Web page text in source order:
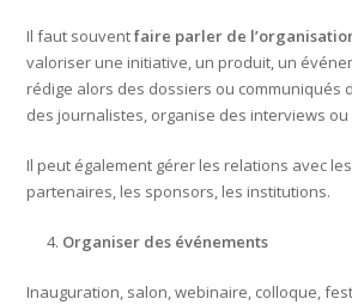
Il faut souventfaire parler de
valoriser une initiative, un produit, un
rédige alors des dossiers ou communiqués
des journalistes, organise des interviews
Il peut également gérer les relations avec
partenaires, les sponsors, les institutions.
Organiser des événements
Inauguration, salon, webinaire, colloque,